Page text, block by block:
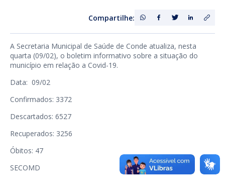
Compartilhe:
A Secretaria Municipal de Saúde de Conde atualiza, nesta
quarta (09/02), o boletim informativo sobre a situação do
município em relação a Covid-19.
Data: 09/02
Confirmados: 3372
Descartados: 6527
Recuperados: 3256
Óbitos: 47
SECOMD